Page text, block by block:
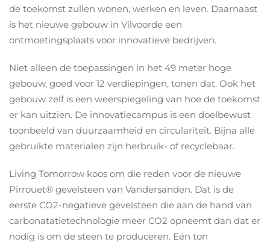
de toekomst zullen wonen, werken en leven. Daarnaast
is het nieuwe gebouw in Vilvoorde een
ontmoetingsplaats voor innovatieve bedrijven.
Niet alleen de toepassingen in het 49 meter hoge
gebouw, goed voor 12 verdiepingen, tonen dat. Ook het
gebouw zelf is een weerspiegeling van hoe de toekomst
er kan uitzien. De innovatiecampus is een doelbewust
toonbeeld van duurzaamheid en circulariteit. Bijna alle
gebruikte materialen zijn herbruik- of recyclebaar.
Living Tomorrow koos om die reden voor de nieuwe
Pirrouet® gevelsteen van Vandersanden. Dat is de
eerste CO2-negatieve gevelsteen die aan de hand van
carbonatatietechnologie meer CO2 opneemt dan dat er
nodig is om de steen te produceren. Eén ton